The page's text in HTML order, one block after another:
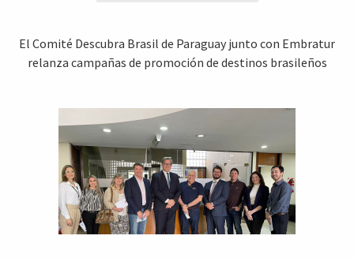
El Comité Descubra Brasil de Paraguay junto con Embratur
relanza campañas de promoción de destinos brasileños